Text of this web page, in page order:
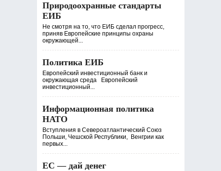
Природоохранные стандарты
ЕИБ
Не смотря на то, что ЕИБ сделал прогресс,
приняв Европейские принципы охраны
окружающей...
Политика ЕИБ
Европейский инвестиционный банк и
окружающая среда Европейский
инвестиционный...
Информационная политика
НАТО
Вступления в Североатлантический Союз
Польши, Чешской Республики, Венгрии как
первых...
ЕС — дай денег